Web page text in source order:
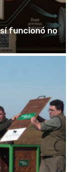
funcionó no